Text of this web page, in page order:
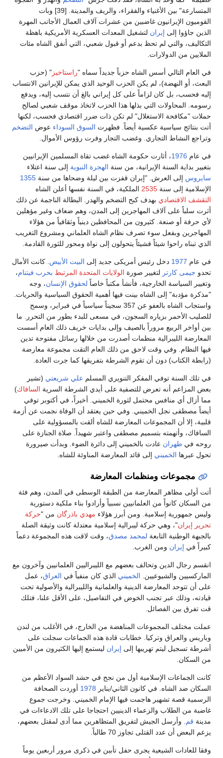
المتسارعة" بين الأغنياء والفقراء، والريف والمدينة. [39] وبات
القوميون الإيرانيون غاضبين من عشرات آلاف العمال الأجانب المهرة
الذين جاؤوا إلى إيران لتشغيل المعدات العسكرية الأمريكية باهظة
التكاليف، والتي لم تحظ بدعم أو قبول شعبي، التي أنفق الشاه مئات
الملايين من الدولارات.
في العام التالي أسس الشاه حزباً جديداً سماه "راستاخيز " (حزب
البعث، أو النهضة)، لم يكن الحزب الوحيد الذي يمكن للإيرانين الانتساب
إليه فحسب، بل كان لزاماً على كل إيراني بالغ أن نتسب إليه، ويدفع
رسومه. المحاولات التي بذلها هذا الحزب لاتخاذ موقف شعبي لصالح
حملات "مكافحة الاستغلال" لم تكن ذات ضرر اقتصادي فحسب، لكنها
أتت بنتائج سياسية عكسية أيضاً. فظهرت السوق السوداء عوض التضخم
وتراجع النشاط التجاري. وغضب التجار وفرت رؤوس الأموال.
في عام 1976، أثارت حكومة الشاه غضب تقاة المسلمين الإيرانيين
بتغيير بداية السنة الإيرانية، من سنة الهجرة النبوية إلى سنة اعتلاء
سايروس إلى العرش. "إيران قفزت بين ليلة وضحاها من سنة 1355
الإسلامية إلى سنة 2535 الملكية، في السنة نفسها أعلن الشاه
التقشف الاقتصادي بهدف كبح التضخم والهدر. البطالة الناجمة عن ذلك
أثرت سلباً على آلاف المهاجرين إلى المدن، وهم ضعاف وغير مؤهلين
لأي حرفة أو صنعة. كثيرون من المحافظين دينياً وثقافياً من هؤلاء
المهاجرين وبفعل سوء تصرف نظام الشاه العلماني ومشروع التغريب
الذي تبناه راحوا شيئاً فشيئاً يتحولون إلى نواة ومحور للثورة القادمة.
في عام 1977 دخل رئيس أمريكى جديد إلى البيت الأبيض . كانت الأمال
تحدو جيمى كارتر لتغيير صورة الولايات المتحدة المرتبط بحرب فيتنام،
وتغيير السياسة الخارجية، فأنشأ مكتباً خاصاً لحقوق الإنسان، وجه
"مذكرة مؤدبة" إلى الشاه بينت فيها أهمية الحقوق السياسية والحريات.
واستجاب الشاه بالعفو عن 357 سجيناً سياسياً في فبراير، وسمح
للصليب الأحمر بزياره السجون، في مسعى للبدء بطور من التحرر. ما
بين أواخر الربيع مروراً بالصيف وإلى بدايات خريف ذلك العام أسست
المعارضة الليبرالية منظمات أصدرت من خلالها رسائل مفتوحة تدين
فيها النظام. وفي وقت لاحق من ذلك العام التقت مجموعة معارضة
(رابطة الكتاب) دون أن تقوم الشرطة بتفريقها كما جرت العادة.
في تلك السنة توفي المفكر التنويري المسلم علي شريعتي (تشير
بعض المزاعم أنه تعرض للتصفية على أيدي الشرطة السرية السافاك)
مما أزال أي منافس محتمل لثورة الخميني. أخيراً، في أكتوبر توفي
أيضاً مصطفى نجل الخميني. وفي حين يعتقد أن الوفاة نجمت عن أزمة
قلبية، إلا أن المجموعات المعارضة للشاه ألقت بالمسؤولية على
السافاك، وأتهمته بتسميم مصطفى واعتبر شهيداً. صلاة الجنازة على
روحه في طهران عادت بالخميني إلى دائرة الضوء. وبدأت صيرورة
تحول عبرها الخميني إلى قائد المعارضة المناوئة للشاه.
مجموعات ومنظمات المعارضة
أتت أولى مظاهر المعارضة من الطبقة الوسطى في المدن، وهم فئة
من السكان كانواً من العلمانيين نسبياً وأرادوا بناء ملكية دستورية
وليس جمهورية إسلامية. ومن أبرز هؤلاء مهدي باذرگان من "حركة
تحرير إيران"، وهي حركة ليبرالية إسلامية معتدلة كانت وثيقة الصلة
بالجبهة الوطنية التابعة لمحمد مصدق، وقت لاقت هذه المجموعة دعماً
كبيراً في إيران ومن الغرب.
انقسم رجال الدين وتحالف بعضهم مع الليبراليين العلمانيين وآخرون مع
الماركسيين والشيوعيين. الخميني الذي كان منفياً في العراق، عمل
على أن تتوحد المعارضة الدينية والعلمانية والليبرالية والأصولية تحت
قيادته، وذلك عبر تجنب الخوض في التفاصيل، على الأقل علنا، فتلك
قت تفرق بين الفصائل.
عملت مختلف المجموعات المناهضة من الخارج، في الأغلب من لندن
وباريس والعراق وتركيا. خطابات قادة هذه الجماعات سجلت على
أشرطة تسجيل ليتم تهريبها إلى إيران ليستمع إليها الكثيرون من الأميين
من السكان.
كانت الجماعات الإسلامية أول من نجح في حشد السواد الأعظم من
السكان ضد الشاه. في كانون الثاني/يناير 1978 أوردت الصحافة
الرسمية قصة تشهير هاجمت فيها الإمام الخميني. وخرجت جموع
غاضبة من الطلاب والزعماء الدينيين احتجاجا على تلك الادعاءات في
مدينة قم
. وأرسل الجيش لتفريق المتظاهرين مما أدى لمقتل بعضهم،
يزعم البعض أن عدد القتلى تجاوز 70 طالباً.
وفقا للعادات الشيعية يجرى حفل تأبين في ذكرى مرور أربعين يوماً